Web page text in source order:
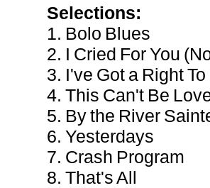
Selections:
1. Bolo Blues
2. I Cried For You
3. I've Got a Right To
4. This Can't Be
5. By the River
6. Yesterdays
7. Crash Program
8. That's All